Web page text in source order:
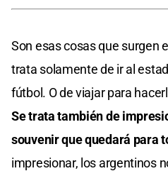
Son esas cosas que surgen
trata solamente de ir al
fútbol. O de viajar para
Se trata también de
souvenir que quedará para
impresionar, los argentinos